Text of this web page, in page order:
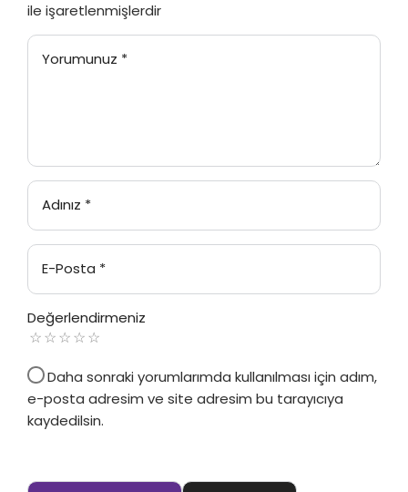
ile işaretlenmişlerdir
Yorumunuz *
Adınız *
E-Posta *
Değerlendirmeniz
Daha sonraki yorumlarımda kullanılması için adım,
e-posta adresim ve site adresim bu tarayıcıya
kaydedilsin.